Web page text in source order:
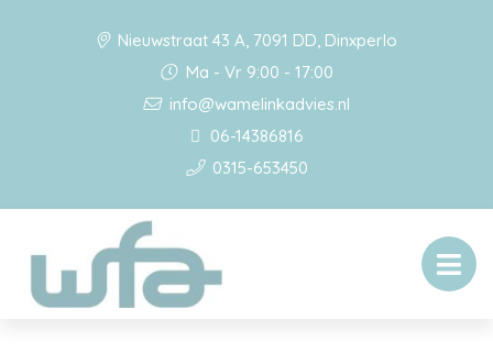
Nieuwstraat 43 A, 7091 DD, Dinxperlo
Ma - Vr 9:00 - 17:00
info@wamelinkadvies.nl
06-14386816
0315-653450